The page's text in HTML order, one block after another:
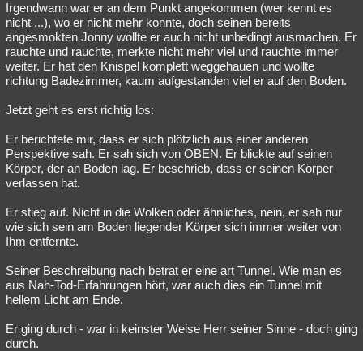
Musik Clash Verbesserungen Allmystery English
Übersichten
Besucht Teilgenommen Alle Neue Geschlossen
Irgendwann war er an dem Punkt angekommen (wer kennt es
nicht ...), wo er nicht mehr konnte, doch seinen bereits
angesmokten Jonny wollte er auch nicht unbedingt ausmachen. Er
rauchte und rauchte, merkte nicht mehr viel und rauchte immer
weiter. Er hat den Knispel komplett weggehauen und wollte
richtung Badezimmer, kaum aufgestanden viel er auf den Boden.
Jetzt geht es erst richtig los:
Er berichtete mir, dass er sich plötzlich aus einer anderen
Perspektive sah. Er sah sich von OBEN. Er blickte auf seinen
Körper, der an Boden lag. Er beschrieb, dass er seinen Körper
verlassen hat.
Er stieg auf. Nicht in die Wolken oder ähnliches, nein, er sah nur
wie sich sein am Boden liegender Körper sich immer weiter von
Ihm entfernte.
Seiner Beschreibung nach betrat er eine art Tunnel. Wie man es
aus Nah-Tod-Erfahrungen hört, war auch dies ein Tunnel mit
hellem Licht am Ende.
Er ging durch - war in keinster Weise Herr seiner Sinne - doch ging
durch.